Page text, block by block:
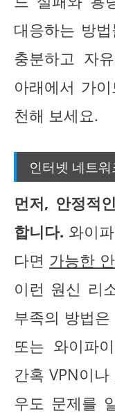
대응하는 방
충분하고 자
아래에서 가
천해 보세요.
인터넷 네트
먼저, 안정적
합니다. 와이
다면 가능한
이런 원신 리
부족의 방법
또는 와이파
간혹 VPN이
우도 문제를